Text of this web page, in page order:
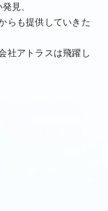
見、
らも提供していきた
社アトラスは飛躍し